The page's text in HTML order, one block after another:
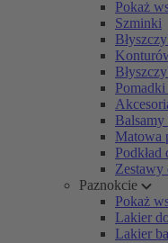
Pokaż
Szminki
Balsamy
Matowa
Podkład
Zestawy
Paznokcie
Pokaż
Lakier
Lakier